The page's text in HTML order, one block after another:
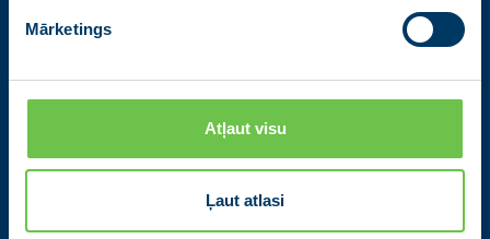
Mārketings
Atļaut visu
Ļaut atlasi
Kontakti
Partiju apvienība Jaunā VIENOTĪBA
sekretare@vienotiba.lv
Medijiem saziņai:informacija@vienotiba.lv
Izvēlne